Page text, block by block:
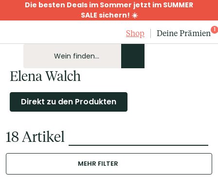
Die besten Deals im Sommer jetzt im SUMMER
SALE sichern! ☀️
Shop
Deine Prämien 1
Elena Walch
Direkt zu den Produkten
18 Artikel
MEHR FILTER